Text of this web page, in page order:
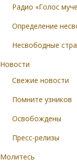
Радио «Голос
Определение
Несвободные
Новости
Свежие новости
Помните узников
Освобождены
Пресс-релизы
Молитесь